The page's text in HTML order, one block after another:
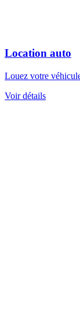
Location auto
Louez votre
Voir détails